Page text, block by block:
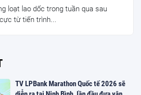
loạt lao dốc trong tuần qua sau
từ tiến trình...
TV LPBank Marathon Quốc tế 2026 sẽ